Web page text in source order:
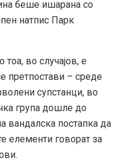
беше ишарана со
натпис Парк
во случајов, е
претпостави – среде
супстанци, во
група дошле до
вандалска постапка да
елементи говорат за